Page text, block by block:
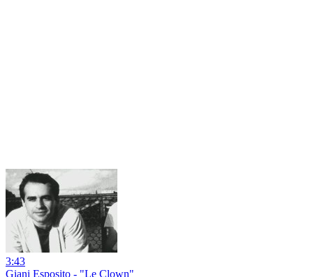
3:43
Giani Esposito - "Le Clown"